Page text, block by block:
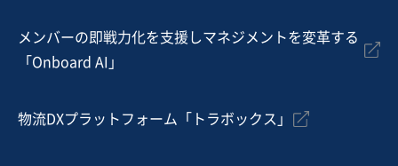
メンバーの即戦力化を支援しマネジメントを変革する
「Onboard AI」
物流DXプラットフォーム「トラボックス」